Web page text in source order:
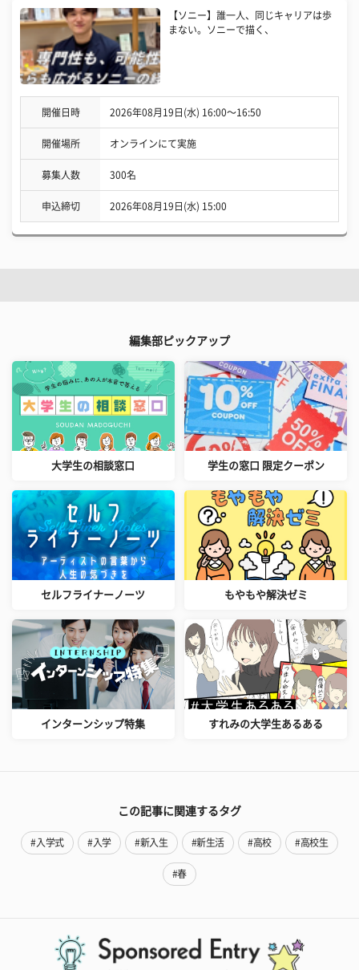
【ソニー】誰一人、同じキャリアは歩
まない。ソニーで描く、
開催日時 2026年08月19日(水) 16:00〜16:50
開催場所 オンラインにて実施
募集人数 300名
申込締切 2026年08月19日(水) 15:00
編集部ピックアップ
大学生の相談窓口 学生の窓口 限定クーポン
セルフライナーノーツ もやもや解決ゼミ
インターンシップ特集 すれみの大学生あるある
この記事に関連するタグ
#入学式 #入学 #新入生 #新生活 #高校 #高校生
#春